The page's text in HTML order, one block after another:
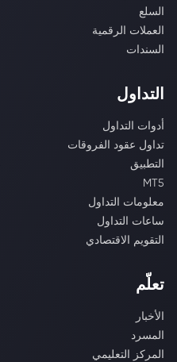
السلع
العملات الرقمية
السندات
التداول
أدوات التداول
تداول عقود الفروقات
التطبيق
MT5
معلومات التداول
ساعات التداول
التقويم الاقتصادي
تعلّم
الأخبار
المسرد
المركز التعليمي